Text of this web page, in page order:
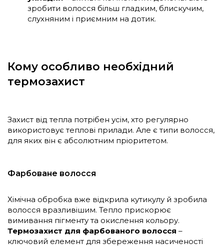
зробити волосся більш гладким, блискучим,
слухняним і приємним на дотик.
Кому особливо необхідний
термозахист
Захист від тепла потрібен усім, хто регулярно
використовує теплові прилади. Але є типи волосся,
для яких він є абсолютним пріоритетом.
Фарбоване волосся
Хімічна обробка вже відкрила кутикулу й зробила
волосся вразливішим. Тепло прискорює
вимивання пігменту та окислення кольору.
Термозахист для фарбованого волосся –
ключовий елемент для збереження насиченості